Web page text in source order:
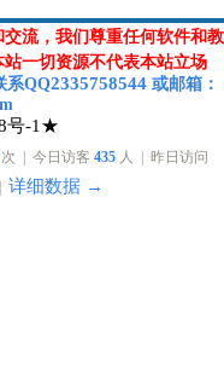
流，我们尊重任何软件和教
一切资源不代表本站立场
系QQ2335758544 或邮箱 ：
号-1★
次 | 今日访客 435 人 | 昨日访问
详细数据 →